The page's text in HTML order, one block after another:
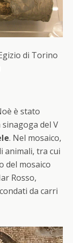
di Torino
è stato
del V
. Nel mosaico,
animali, tra cui
del mosaico
Rosso,
da carri